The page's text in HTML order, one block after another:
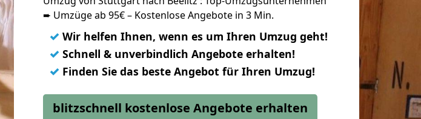
➨ Umzüge ab 95€ – Kostenlose Angebote in 3 Min.
✓ Wir helfen Ihnen, wenn es um Ihren Umzug geht!
✓ Schnell & unverbindlich Angebote erhalten!
✓ Finden Sie das beste Angebot für Ihren Umzug!
blitzschnell kostenlose Angebote erhalten